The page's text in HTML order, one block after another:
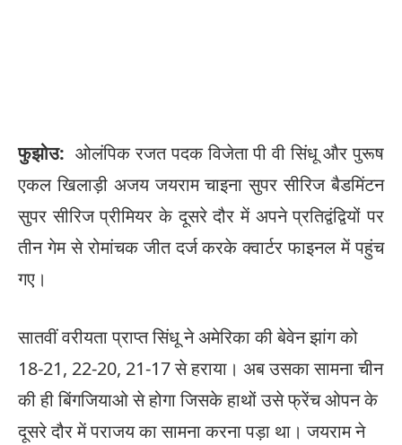
फुझोउ: ओलंपिक रजत पदक विजेता पी वी सिंधू और पुरूष
एकल खिलाड़ी अजय जयराम चाइना सुपर सीरिज बैडमिंटन
सुपर सीरिज प्रीमियर के दूसरे दौर में अपने प्रतिद्वंद्वियों पर
तीन गेम से रोमांचक जीत दर्ज करके क्वार्टर फाइनल में पहुंच
गए।
सातवीं वरीयता प्राप्त सिंधू ने अमेरिका की बेवेन झांग को
18-21, 22-20, 21-17 से हराया। अब उसका सामना चीन
की ही बिंगजियाओ से होगा जिसके हाथों उसे फ्रेंच ओपन के
दूसरे दौर में पराजय का सामना करना पड़ा था। जयराम ने